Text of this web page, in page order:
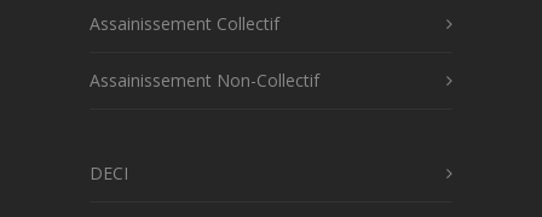
Assainissement Collectif
Assainissement Non-Collectif
DECI